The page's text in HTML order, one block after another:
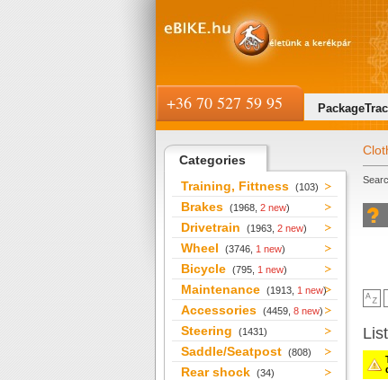
Categories
Training, Fittness (103)
Brakes (1968, 2 new)
Drivetrain (1963, 2 new)
Wheel (3746, 1 new)
Bicycle (795, 1 new)
Maintenance (1913, 1 new)
Accessories (4459, 8 new)
Steering (1431)
Saddle/Seatpost (808)
Rear shock (34)
+36 70 527 59 95